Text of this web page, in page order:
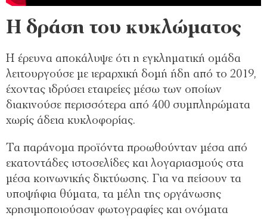
Η δράση του κυκλώματος
Η έρευνα αποκάλυψε ότι η εγκληματική ομάδα
λειτουργούσε με ιεραρχική δομή ήδη από το 2019,
έχοντας ιδρύσει εταιρείες μέσω των οποίων
διακινούσε περισσότερα από 400 συμπληρώματα
χωρίς άδεια κυκλοφορίας.
Τα παράνομα προϊόντα προωθούνταν μέσα από
εκατοντάδες ιστοσελίδες και λογαριασμούς στα
μέσα κοινωνικής δικτύωσης. Για να πείσουν τα
υποψήφια θύματα, τα μέλη της οργάνωσης
χρησιμοποιούσαν φωτογραφίες και ονόματα